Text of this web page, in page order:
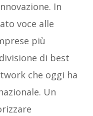
In
voce alle
più
di best
che oggi ha
Un